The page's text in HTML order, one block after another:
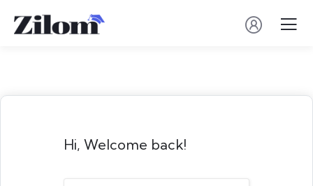
Hi, Welcome back!